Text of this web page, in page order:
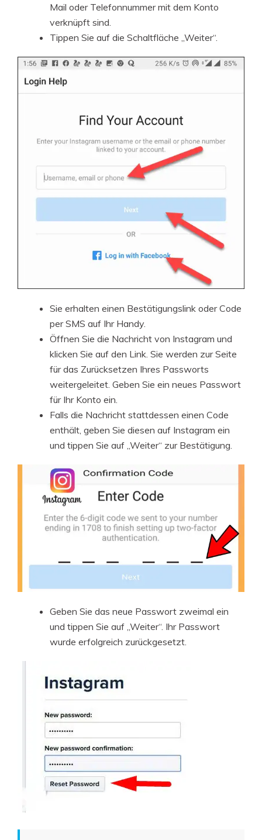
Mail oder Telefonnummer mit dem Konto
verknüpft sind.
Tippen Sie auf die Schaltfläche „Weiter“.
Sie erhalten einen Bestätigungslink oder Code
per SMS auf Ihr Handy.
Öffnen Sie die Nachricht von Instagram und
klicken Sie auf den Link. Sie werden zur Seite
für das Zurücksetzen Ihres Passworts
weitergeleitet. Geben Sie ein neues Passwort
für Ihr Konto ein.
Falls die Nachricht stattdessen einen Code
enthält, geben Sie diesen auf Instagram ein
und tippen Sie auf „Weiter“ zur Bestätigung.
Geben Sie das neue Passwort zweimal ein
und tippen Sie auf „Weiter“. Ihr Passwort
wurde erfolgreich zurückgesetzt.